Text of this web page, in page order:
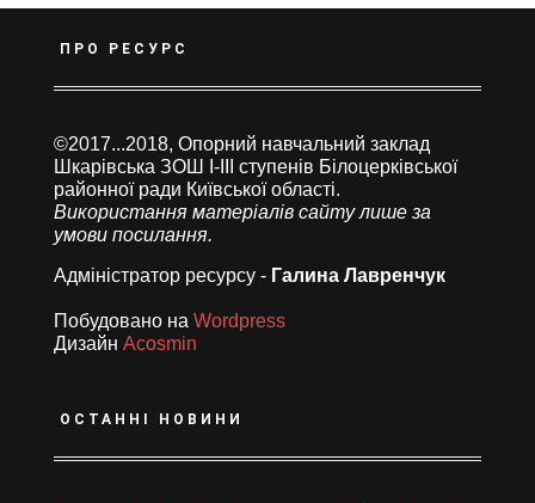
ПРО РЕСУРС
©2017...2018, Опорний навчальний заклад
Шкарівська ЗОШ І-ІІІ ступенів Білоцерківської
районної ради Київської області.
Використання матеріалів сайту лише за
умови посилання.
Адміністратор ресурсу - Галина Лавренчук
Побудовано на Wordpress
Дизайн Acosmin
ОСТАННІ НОВИНИ